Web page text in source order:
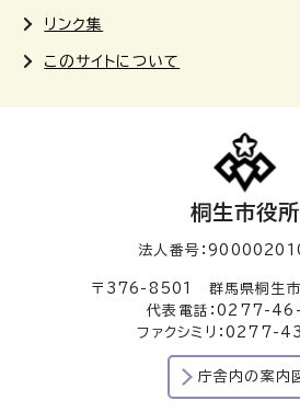
リンク集
このサイトについて
桐生市役所
法人番号：
〒376-8501 群馬県桐生市
代表電話：0277-
ファクシミリ：0277-
庁舎内の案内